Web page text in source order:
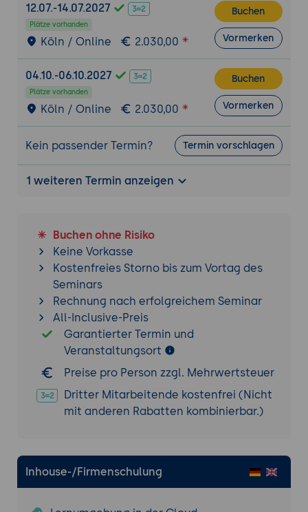
und Prozesse, integrieren Dynamic
Actions, erstellen Charts und Dashboards,
richten Authentifizierung ein und deployen
die fertige Anwendung in einen
produktiven Workspace.
12.07.-14.07.2027
Plätze vorhanden
Köln / Online 2.030,00
Buchen
Vormerken
04.10.-06.10.2027
Plätze vorhanden
Köln / Online 2.030,00
Buchen
Vormerken
Kein passender Termin? Termin vorschlagen
1 weiteren Termin anzeigen
Buchen ohne Risiko
Keine Vorkasse
Kostenfreies Storno bis zum Vortag des
Seminars
Rechnung nach erfolgreichem Seminar
All-Inclusive-Preis
Garantierter Termin und
Veranstaltungsort
Preise pro Person zzgl. Mehrwertsteuer
Dritter Mitarbeitende kostenfrei (Nicht
mit anderen Rabatten kombinierbar.)
Inhouse-/Firmenschulung